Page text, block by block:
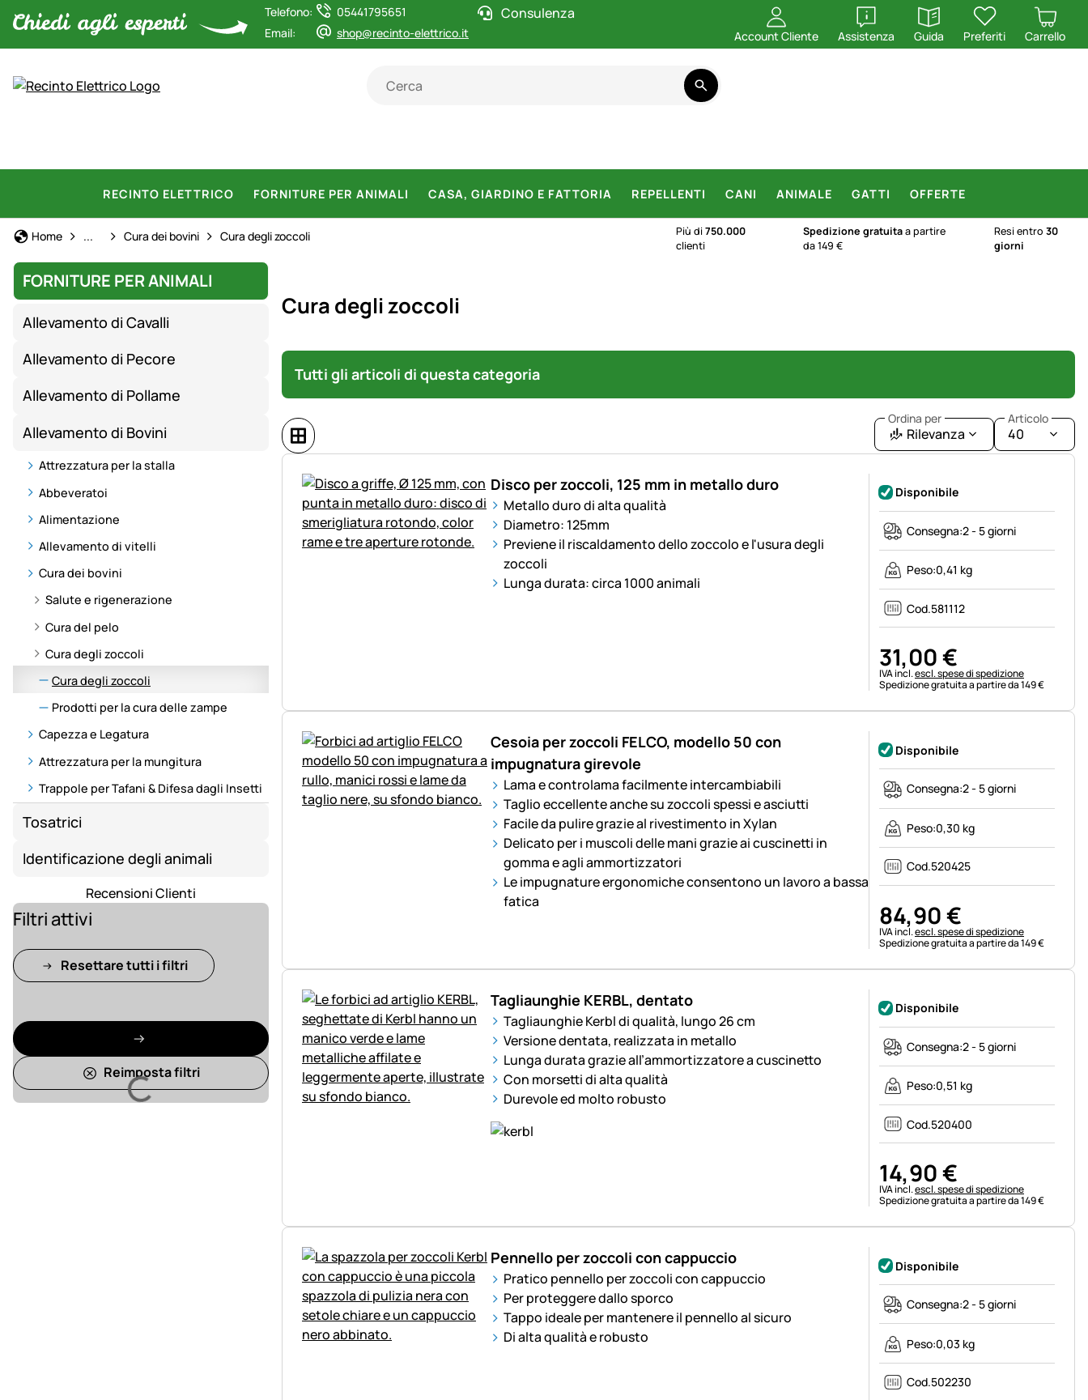
Telefono:
05441795651
Email:
shop@recinto-elettrico.it
Consulenza
Account Cliente Assistenza
apri
Guida
apri
Preferiti Carrello
RECINTO ELETTRICO FORNITURE PER ANIMALI CASA, GIARDINO E FATTORIA REPELLENTI CANI ANIMALE GATTI OFFERTE
Home Allevamento di Bovini
... Cura dei bovini Cura degli zoccoli Più di750.000
clienti
Spedizione gratuitaa partire
da 149 €
Resi entro30
giorni
FORNITURE PER ANIMALI
Allevamento di Cavalli
Allevamento di Pecore
Allevamento di Pollame
Allevamento di Bovini
Attrezzatura per la stalla
Abbeveratoi
Alimentazione
Allevamento di vitelli
Cura dei bovini
Salute e rigenerazione
Cura del pelo
Cura degli zoccoli
Cura degli zoccoli
Prodotti per la cura delle zampe
Capezza e Legatura
Attrezzatura per la mungitura
Trappole per Tafani & Difesa dagli Insetti
Tosatrici
Identificazione degli animali
Recensioni Clienti
Caricamento
Filtri attivi
Resettare tutti i filtri
Reimposta filtri
Cura degli zoccoli
Tutti gli articoli di questa categoria
Ordina per
Rilevanza
Articolo
40
Disco per zoccoli, 125 mm in metallo duro
Metallo duro di alta qualità
Diametro: 125mm
Previene il riscaldamento dello zoccolo e l'usura degli
zoccoli
Lunga durata: circa 1000 animali
Disponibile
Consegna:2 - 5 giorni
Peso:0,41 kg
Cod.581112
31,00€
Informazioni fiscali:
IVA incl.escl. spese di spedizione
Spedizione gratuita a partire da 149 €
Cesoia per zoccoli FELCO, modello 50 con
impugnatura girevole
Lama e controlama facilmente intercambiabili
Taglio eccellente anche su zoccoli spessi e asciutti
Facile da pulire grazie al rivestimento in Xylan
Delicato per i muscoli delle mani grazie ai cuscinetti in
gomma e agli ammortizzatori
Le impugnature ergonomiche consentono un lavoro a bassa
fatica
Disponibile
Consegna:2 - 5 giorni
Peso:0,30 kg
Cod.520425
84,90€
Informazioni fiscali:
IVA incl.escl. spese di spedizione
Spedizione gratuita a partire da 149 €
Tagliaunghie KERBL, dentato
Tagliaunghie Kerbl di qualità, lungo 26 cm
Versione dentata, realizzata in metallo
Lunga durata grazie all’ammortizzatore a cuscinetto
Con morsetti di alta qualità
Durevole ed molto robusto
Disponibile
Consegna:2 - 5 giorni
Peso:0,51 kg
Cod.520400
14,90€
Informazioni fiscali:
IVA incl.escl. spese di spedizione
Spedizione gratuita a partire da 149 €
Pennello per zoccoli con cappuccio
Pratico pennello per zoccoli con cappuccio
Per proteggere dallo sporco
Tappo ideale per mantenere il pennello al sicuro
Di alta qualità e robusto
Disponibile
Consegna:2 - 5 giorni
Peso:0,03 kg
Cod.502230